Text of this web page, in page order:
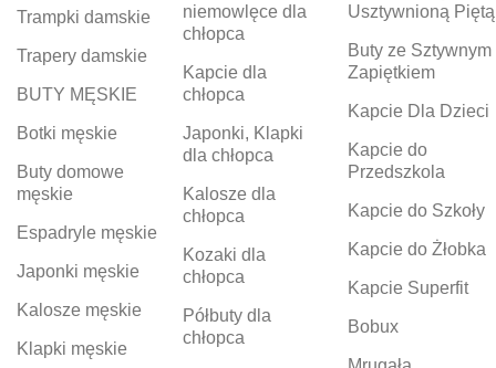
Trampki damskie
Trapery damskie
BUTY MĘSKIE
Botki męskie
Buty domowe
męskie
Espadryle męskie
Japonki męskie
Kalosze męskie
Klapki męskie
niemowlęce dla
chłopca
Kapcie dla
chłopca
Japonki, Klapki
dla chłopca
Kalosze dla
chłopca
Kozaki dla
chłopca
Półbuty dla
chłopca
Usztywnioną Piętą
Buty ze Sztywnym
Zapiętkiem
Kapcie Dla Dzieci
Kapcie do
Przedszkola
Kapcie do Szkoły
Kapcie do Żłobka
Kapcie Superfit
Bobux